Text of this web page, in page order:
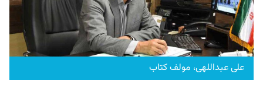
علی عبداللهی، مولف کتاب